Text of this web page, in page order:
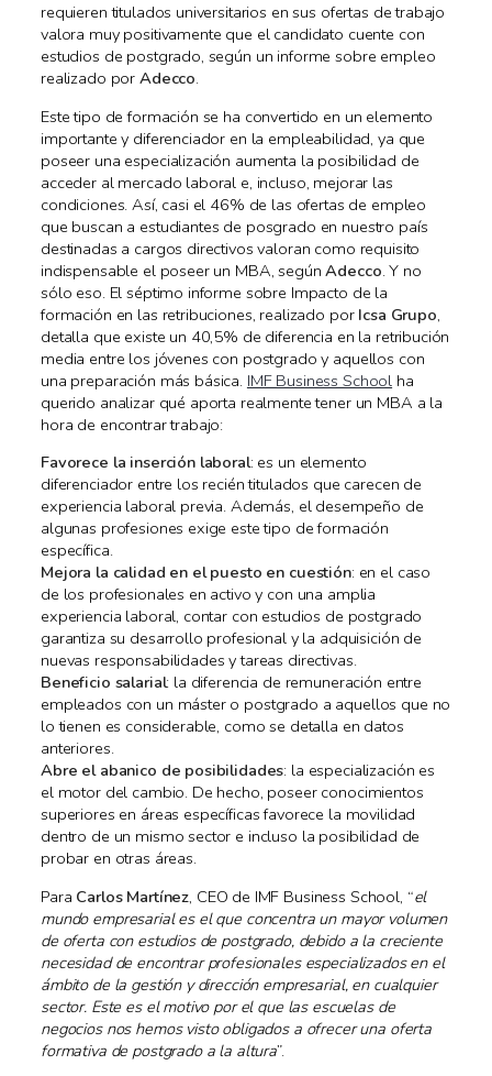
requieren titulados universitarios en sus ofertas de trabajo
valora muy positivamente que el candidato cuente con
estudios de postgrado, según un informe sobre empleo
realizado por Adecco.
Este tipo de formación se ha convertido en un elemento
importante y diferenciador en la empleabilidad, ya que
poseer una especialización aumenta la posibilidad de
acceder al mercado laboral e, incluso, mejorar las
condiciones. Así, casi el 46% de las ofertas de empleo
que buscan a estudiantes de posgrado en nuestro país
destinadas a cargos directivos valoran como requisito
indispensable el poseer un MBA, segúnAdecco. Y no
sólo eso. El séptimo informe sobre Impacto de la
formación en las retribuciones, realizado por Icsa Grupo,
detalla que existe un 40,5% de diferencia en la retribución
media entre los jóvenes con postgrado y aquellos con
una preparación más básica. IMF Business School ha
querido analizar qué aporta realmente tener un MBA a la
hora de encontrar trabajo:
Favorece la inserción laboral: es un elemento
diferenciador entre los recién titulados que carecen de
experiencia laboral previa. Además, el desempeño de
algunas profesiones exige este tipo de formación
específica.
Mejora la calidad en el puesto en cuestión: en el caso
de los profesionales en activo y con una amplia
experiencia laboral, contar con estudios de postgrado
garantiza su desarrollo profesional y la adquisición de
nuevas responsabilidades y tareas directivas.
Beneficio salarial: la diferencia de remuneración entre
empleados con un máster o postgrado a aquellos que no
lo tienen es considerable, como se detalla en datos
anteriores.
Abre el abanico de posibilidades: la especialización es
el motor del cambio. De hecho, poseer conocimientos
superiores en áreas específicas favorece la movilidad
dentro de un mismo sector e incluso la posibilidad de
probar en otras áreas.
Para Carlos Martínez, CEO de IMF Business School, “el
mundo empresarial es el que concentra un mayor volumen
de oferta con estudios de postgrado, debido a la creciente
necesidad de encontrar profesionales especializados en el
ámbito de la gestión y dirección empresarial, en cualquier
sector. Este es el motivo por el que las escuelas de
negocios nos hemos visto obligados a ofrecer una oferta
formativa de postgrado a la altura”.